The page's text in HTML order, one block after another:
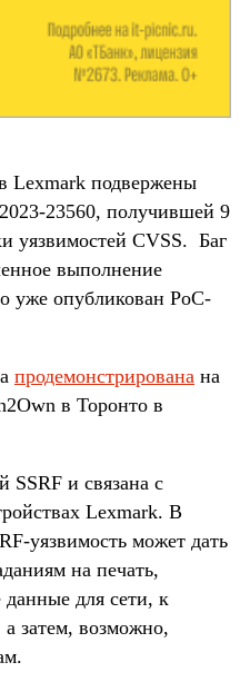
Lexmark подвержены
23560, получившей 9
уязвимостей CVSS. Баг
выполнение
уже опубликован PoC-
продемонстрирована на
в Торонто в
SSRF и связана с
Lexmark. В
уязвимость может дать
на печать,
данные для сети, к
затем, возможно,